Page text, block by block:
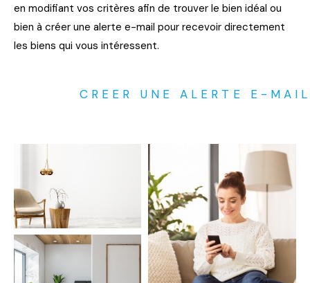
en modifiant vos critères afin de trouver le bien idéal ou
bien à créer une alerte e-mail pour recevoir directement
les biens qui vous intéressent.
CREER UNE ALERTE E-